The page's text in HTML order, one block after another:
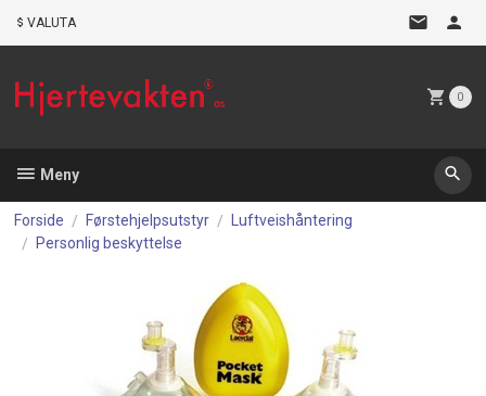
VALUTA
0
Meny
Forside Førstehjelpsutstyr
Luftveishåntering
Personlig beskyttelse